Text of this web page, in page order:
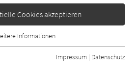
Cookies akzeptieren
für grundlegende Funktionen der
ist gewährleistet, dass die Webseite
Informationen
Impressum | Datenschutz